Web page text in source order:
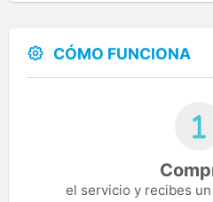
CÓMO FUNCIONA
el servicio y recibes